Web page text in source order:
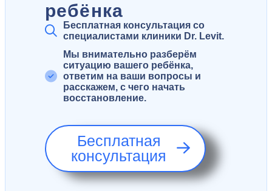
ребёнка
Бесплатная консультация со
специалистами клиники Dr. Levit.
Мы внимательно разберём
ситуацию вашего ребёнка,
ответим на ваши вопросы и
расскажем, с чего начать
восстановление.
Бесплатная
консультация